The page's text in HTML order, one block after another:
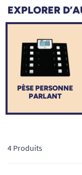
EXPLORER
PÈSE PERSONNE
PARLANT
4 Produits